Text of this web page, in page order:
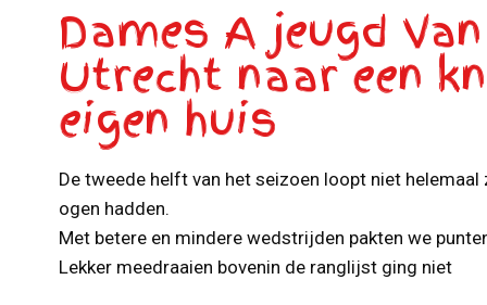
Dames A jeugd
Utrecht naar een
eigen huis
De tweede helft van het seizoen loopt niet
ogen hadden.
Met betere en mindere wedstrijden pakten we
Lekker meedraaien bovenin de ranglijst ging niet